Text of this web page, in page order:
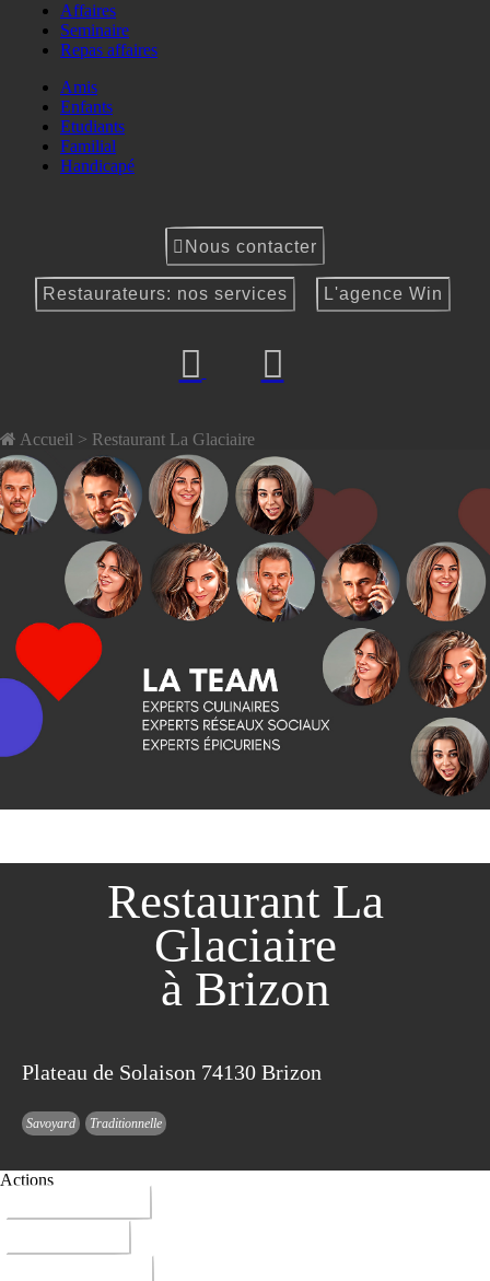
Affaires
Seminaire
Repas affaires
Amis
Enfants
Etudiants
Familial
Handicapé
Nous contacter
Restaurateurs: nos services L'agence Win
Accueil > Restaurant La Glaciaire
Restaurant La
Glaciaire
à Brizon
Plateau de Solaison 74130 Brizon
Savoyard Traditionnelle
Actions